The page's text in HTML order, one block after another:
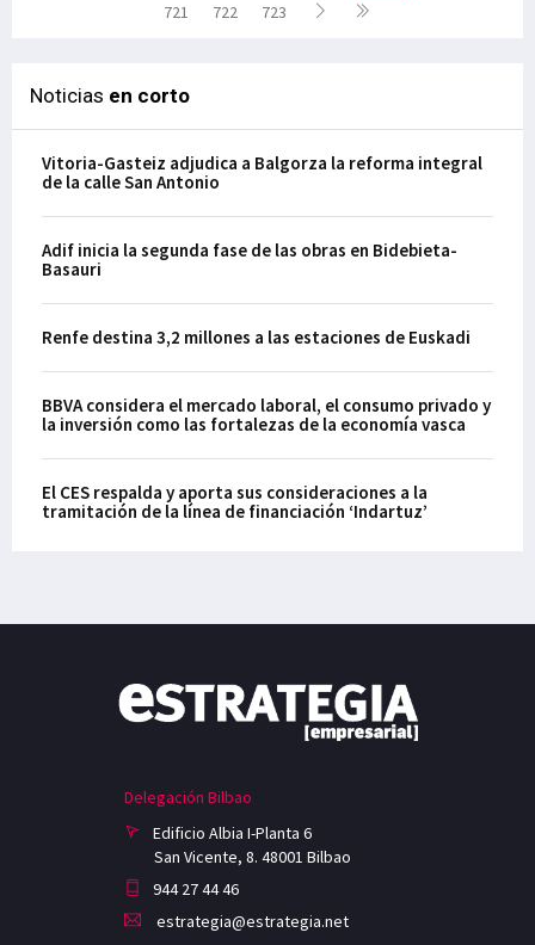
721
722 723
Noticias en corto
Vitoria-Gasteiz adjudica a Balgorza la reforma integral
de la calle San Antonio
Adif inicia la segunda fase de las obras en Bidebieta-
Basauri
Renfe destina 3,2 millones a las estaciones de Euskadi
BBVA considera el mercado laboral, el consumo privado y
la inversión como las fortalezas de la economía vasca
El CES respalda y aporta sus consideraciones a la
tramitación de la línea de financiación ‘Indartuz’
Delegación Bilbao
Edificio Albia I-Planta 6
San Vicente, 8. 48001 Bilbao
944 27 44 46
estrategia@estrategia.net